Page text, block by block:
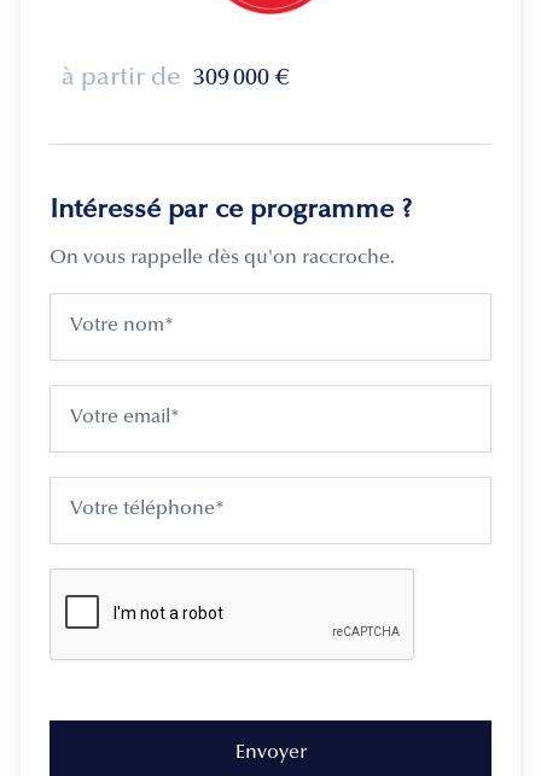
à partir de 309 000 €
Intéressé par ce programme ?
On vous rappelle dès qu'on raccroche.